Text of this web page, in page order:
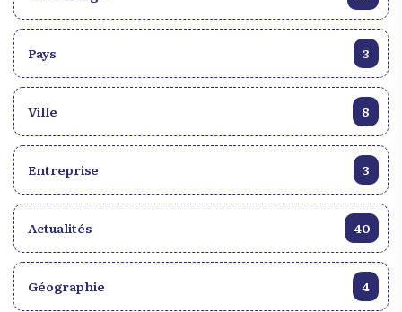
Pays 3
Ville 8
Entreprise 3
Actualités 40
Géographie 4